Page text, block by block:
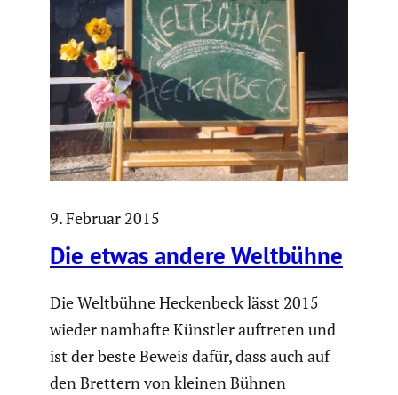
9. Februar 2015
Die etwas andere Weltbühne
Die Weltbühne Hecken­beck lässt 2015
wieder namhafte Künstler auftreten und
ist der beste Beweis dafür, dass auch auf
den Brettern von kleinen Bühnen